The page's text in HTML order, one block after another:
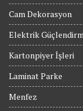
Cam Dekorasyon
Elektrik
Kartonpiyer İşleri
Laminat Parke
Menfez